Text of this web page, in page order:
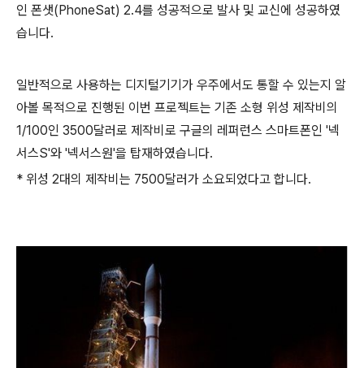
인 폰샛(PhoneSat) 2.4를 성공적으로 발사 및 교신에 성공하였
습니다.
일반적으로 사용하는 디지털기기가 우주에서도 통할 수 있는지 알
아볼 목적으로 진행된 이번 프로젝트는 기존 소형 위성 제작비의
1/100인 3500달러로 제작비로 구글의 레퍼런스 스마트폰인 '넥
서스S'와 '넥서스원'을 탑재하였습니다.
* 위성 2대의 제작비는 7500달러가 소요되었다고 합니다.